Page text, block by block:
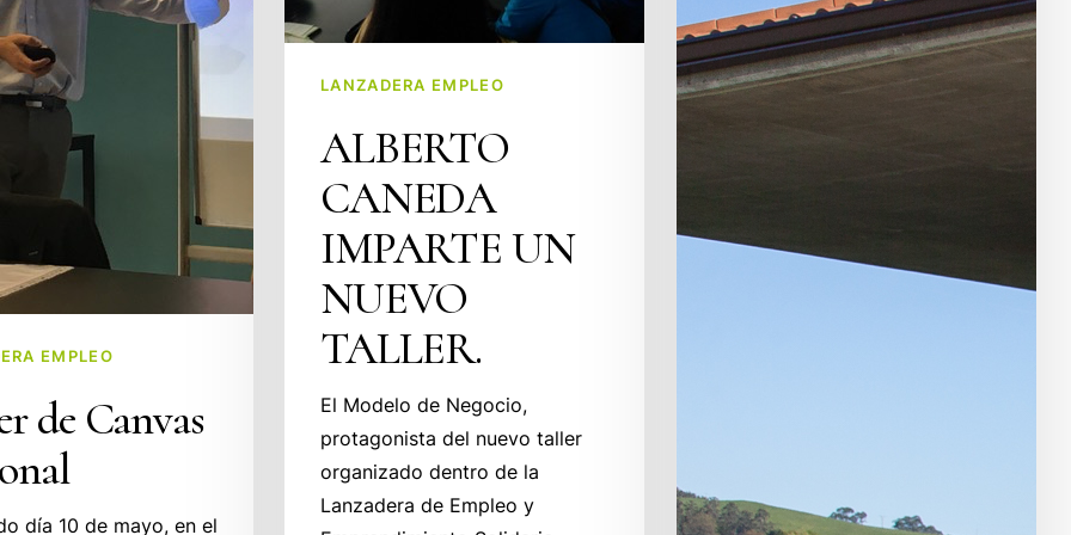
EMPLEO
de Canvas
día 10 de mayo, en el
LANZADERA EMPLEO
ALBERTO
CANEDA
IMPARTE UN
NUEVO
TALLER.
El Modelo de Negocio,
protagonista del nuevo taller
organizado dentro de la
Lanzadera de Empleo y